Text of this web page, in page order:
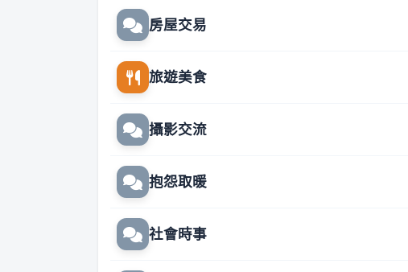
房屋交易
旅遊美食
攝影交流
抱怨取暖
社會時事